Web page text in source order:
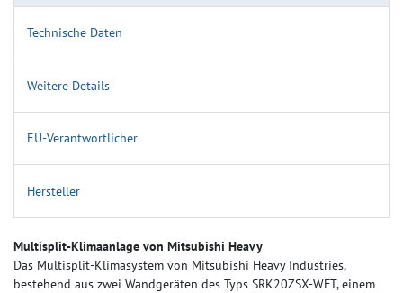
Technische Daten
Weitere Details
EU-Verantwortlicher
Hersteller
Multisplit-Klimaanlage von Mitsubishi Heavy
Das Multisplit-Klimasystem von Mitsubishi Heavy Industries,
bestehend aus zwei Wandgeräten des Typs SRK20ZSX-WFT, einem